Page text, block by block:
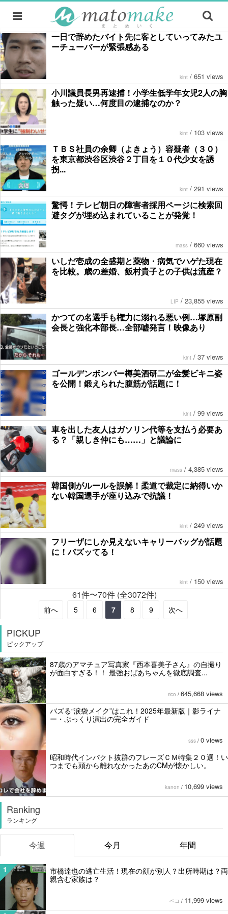
一日で辞めたバイト先に客としていってみたユ
ーチューバーが緊張感ある
kint / 651 views
小川議員長男再逮捕！小学生低学年女児2人の胸
触った疑い…何度目の逮捕なのか？
kint / 103 views
ＴＢＳ社員の余卿（よきょう）容疑者（３０）
を東京都渋谷区渋谷２丁目を１０代少女を誘
拐...
kint / 291 views
驚愕！テレビ朝日の障害者採用ページに検索回
避タグが埋め込まれていることが発覚！
mass / 660 views
いしだ壱成の全盛期と薬物・病気でハゲた現在
を比較。歳の差婚、飯村貴子との子供は流産？
LIP / 23,855 views
かつての名選手も権力に溺れる悪い例…塚原副
会長と強化本部長…全部嘘発言！映像あり
kint / 37 views
ゴールデンボンバー樽美酒研二が金髪ビキニ姿
を公開！鍛えられた腹筋が話題に！
kint / 99 views
車を出した友人はガソリン代等を支払う必要あ
る？「親しき仲にも……」と議論に
mass / 4,385 views
韓国側がルールを誤解！柔道で裁定に納得いか
ない韓国選手が座り込みで抗議！
kint / 249 views
フリーザにしか見えないキャリーバッグが話題
に！バズッてる！
kint / 150 views
61件〜70件 (全3072件)
前へ 5 6 7 8 9 次へ
PICKUP
ピックアップ
87歳のアマチュア写真家『西本喜美子さん』の自撮り
が面白すぎる！！ 最強おばあちゃんを徹底調査...
rico / 645,668 views
バズる“涙袋メイク”はこれ！2025年最新版｜影ライナ
ー・ぷっくり演出の完全ガイド
sss / 0 views
昭和時代インパクト抜群のフレーズＣＭ特集２０選！い
つまでも頭から離れなかったあのCMが懐かしい。
kanon / 10,699 views
Ranking
ランキング
今週 今月 年間
1
市橋達也の逃亡生活！現在の顔が別人？出所時期は？両
親含む家族は？
ペコ / 11,999 views